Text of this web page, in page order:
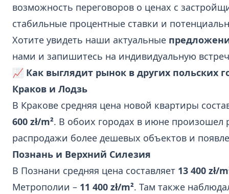
возможность переговоров о ценах с
стабильные процентные ставки и
Хотите увидеть наши актуальные
нами и запишитесь на индивидуальную
📈 Как выглядит рынок в других польских
Краков и Лодзь
В Кракове средняя цена новой квартиры
600 zł/m². В обоих городах в июне произошел
распродажи более дешевых объектов и
Познань и Верхний Силезия
В Познани средняя цена составляет 13 400 zł/
Метрополии – 11 400 zł/m². Там также